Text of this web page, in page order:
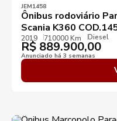
JEM1458
Ônibus rodoviário
Scania K360
2019 710000 Km Diesel
R$ 889.900,00
Anunciado há 3 semanas